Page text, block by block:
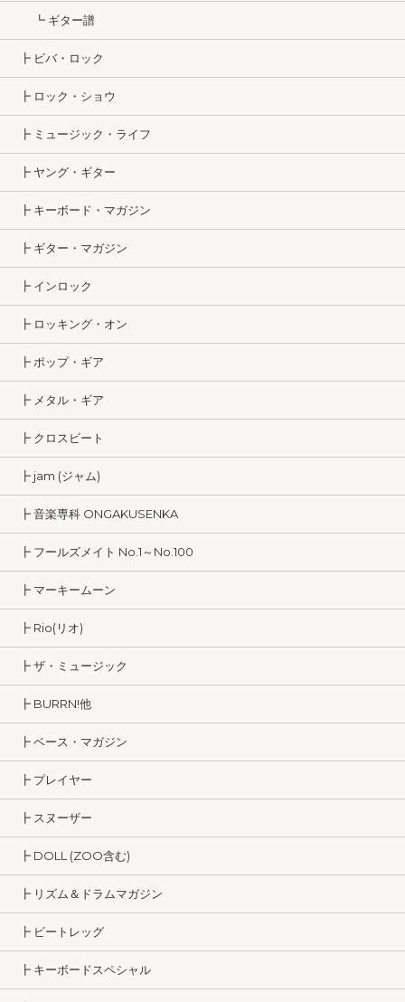
┗ ギター譜
┣ ビバ・ロック
┣ ロック・ショウ
┣ ミュージック・ライフ
┣ ヤング・ギター
┣ キーボード・マガジン
┣ ギター・マガジン
┣ インロック
┣ ロッキング・オン
┣ ポップ・ギア
┣ メタル・ギア
┣ クロスビート
┣ jam (ジャム)
┣ 音楽専科 ONGAKUSENKA
┣ フールズメイト No.1～No.100
┣ マーキームーン
┣ Rio(リオ)
┣ ザ・ミュージック
┣ BURRN!他
┣ ベース・マガジン
┣ プレイヤー
┣ スヌーザー
┣ DOLL (ZOO含む)
┣ リズム＆ドラムマガジン
┣ ビートレッグ
┣ キーボードスペシャル